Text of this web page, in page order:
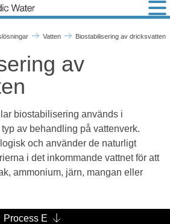
av
Vatten Biostabilisering av dricksvatten
av
biostabilisering används i
av behandling på vattenverk.
och använder de naturligt
i det inkommande vattnet för att
ammonium, järn, mangan eller
Process E